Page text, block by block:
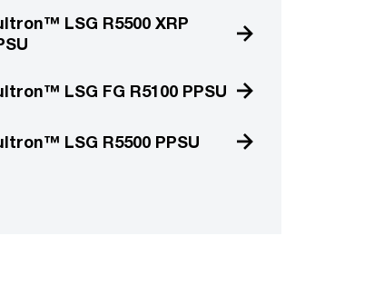
LSG R5500 XRP
LSG FG R5100 PPSU
LSG R5500 PPSU